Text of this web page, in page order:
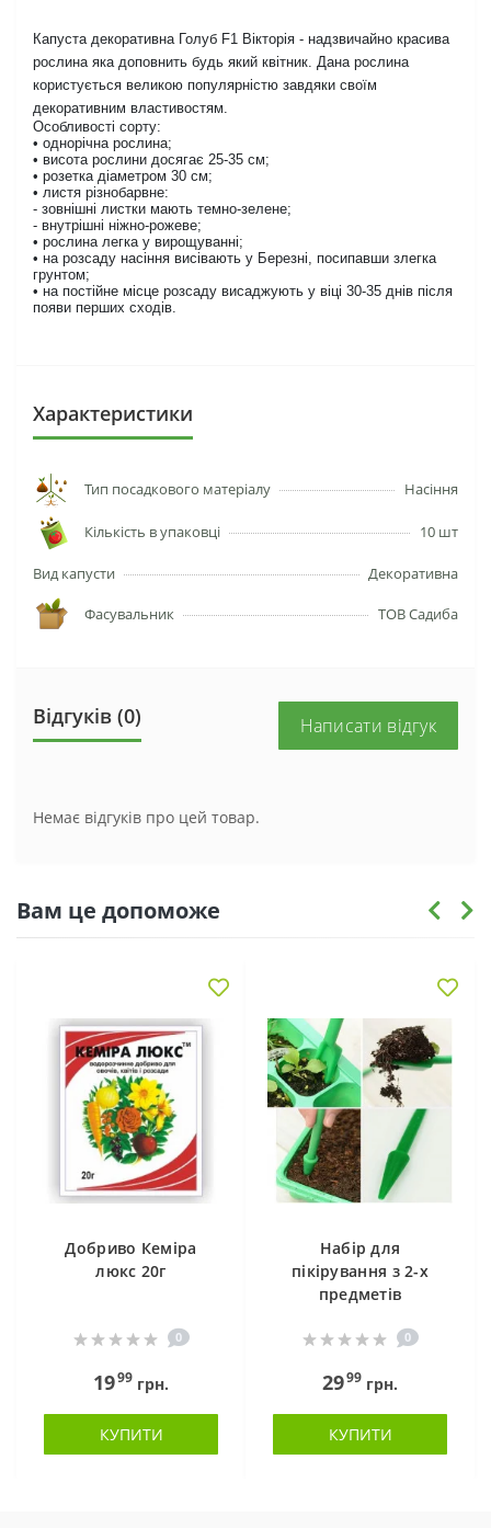
Капуста декоративна Голуб F1 Вікторія - надзвичайно красива
рослина яка доповнить будь який квітник. Дана рослина
користується великою популярністю завдяки своїм
декоративним властивостям.
Особливості сорту:
• однорічна рослина;
• висота рослини досягає 25-35 см;
• розетка діаметром 30 см;
• листя різнобарвне:
- зовнішні листки мають темно-зелене;
- внутрішні ніжно-рожеве;
• рослина легка у вирощуванні;
• на розсаду насіння висівають у Березні, посипавши злегка
грунтом;
• на постійне місце розсаду висаджують у віці 30-35 днів після
появи перших сходів.
Характеристики
Тип посадкового матеріалу Насіння
Кількість в упаковці 10 шт
Вид капусти Декоративна
Фасувальник ТОВ Садиба
Відгуків (0) Написати відгук
Немає відгуків про цей товар.
Вам це допоможе
Добриво Кеміра
люкс 20г
0
1999 грн.
КУПИТИ
Набір для
пікірування з 2-х
предметів
0
2999 грн.
КУПИТИ